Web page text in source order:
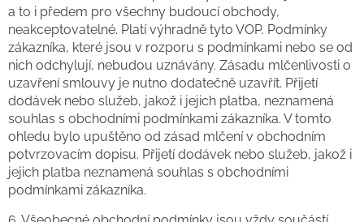
a to i předem pro všechny budoucí obchody,
neakceptovatelné. Platí výhradně tyto VOP. Podmínky
zákazníka, které jsou v rozporu s podmínkami nebo se od
nich odchylují, nebudou uznávány. Zásadu mlčenlivosti o
uzavření smlouvy je nutno dodatečně uzavřít. Přijetí
dodávek nebo služeb, jakož i jejich platba, neznamená
souhlas s obchodními podmínkami zákazníka. V tomto
ohledu bylo upuštěno od zásad mlčení v obchodním
potvrzovacím dopisu. Přijetí dodávek nebo služeb, jakož i
jejich platba neznamená souhlas s obchodními
podmínkami zákazníka.